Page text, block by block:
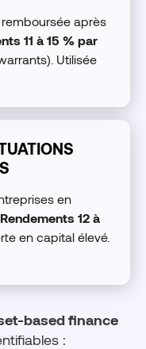
après
11 à 15 % par
Utilisée
en
Rendements 12 à
en capital élevé.
based finance
: